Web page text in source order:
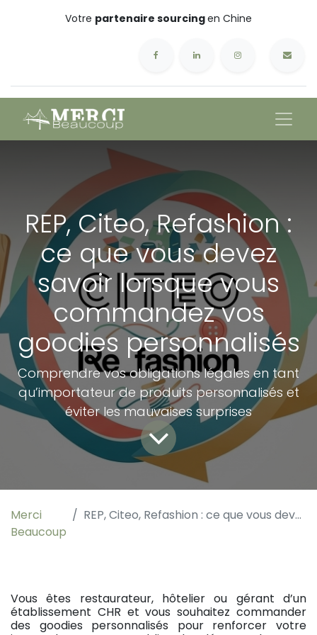
Votre partenaire sourcingen Chine
REP, Citeo, Refashion :
ce que vous devez
savoir lorsque vous
commandez vos
goodies personnalisés
Comprendre vos obligations légales en tant
qu’importateur de produits personnalisés et
éviter les mauvaises surprises
Merci
Beaucoup
REP, Citeo, Refashion : ce que vous devez savoir lorsque vous commandez vos goodies personnalisés
Vous êtes restaurateur, hôtelier ou gérant d’un
établissement CHR et vous souhaitez commander
des goodies personnalisés pour renforcer votre